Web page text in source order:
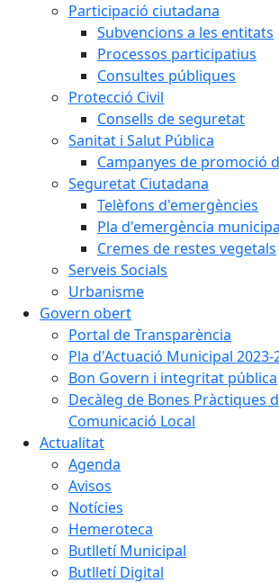
Participació ciutadana
Subvencions a les entitats
Processos participatius
Consultes públiques
Protecció Civil
Consells de seguretat
Sanitat i Salut Pública
Campanyes de promoció
Seguretat Ciutadana
Telèfons d'emergències
Pla d'emergència
Cremes de restes vegetals
Serveis Socials
Urbanisme
Govern obert
Portal de Transparència
Pla d'Actuació Municipal 2023-
Bon Govern i integritat pública
Decàleg de Bones Pràctiques
Comunicació Local
Actualitat
Agenda
Avisos
Notícies
Hemeroteca
Butlletí Municipal
Butlletí Digital